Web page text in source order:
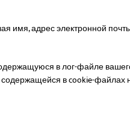
имя, адрес электронной
в лог-файле
в cookie-файлах